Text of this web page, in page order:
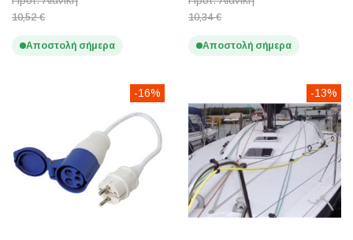
10,52 €
Αποστολή σήμερα
10,34 €
Αποστολή σήμερα
-16% -13%